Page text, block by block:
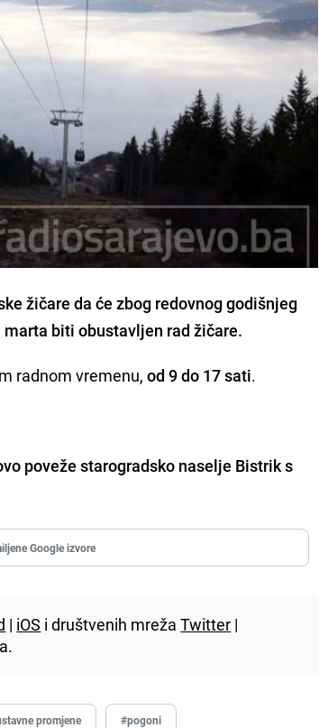
žičare da će zbog redovnoggodišnjeg
marta biti obustavljen rad žičare.
radnom vremenu,od 9 do 17 sati.
poveže starogradsko naselje Bistrik s
Google izvore
| iOS i društvenih mrežaTwitter |
promjene #pogoni